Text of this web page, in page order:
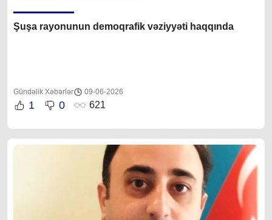
Şuşa rayonunun demoqrafik vəziyyəti haqqında
Gündəlik Xəbərlər 09-06-2026
1 0 621